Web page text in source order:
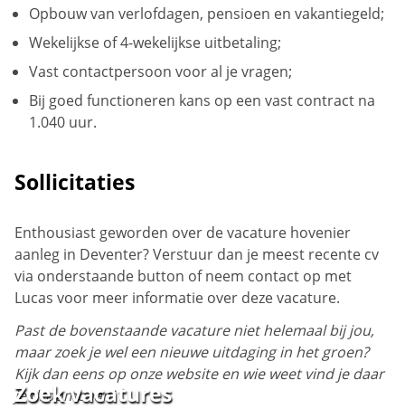
Opbouw van verlofdagen, pensioen en vakantiegeld;
Wekelijkse of 4-wekelijkse uitbetaling;
Vast contactpersoon voor al je vragen;
Bij goed functioneren kans op een vast contract na
1.040 uur.
Sollicitaties
Enthousiast geworden over de vacature hovenier
aanleg in Deventer? Verstuur dan je meest recente cv
via onderstaande button of neem contact op met
Lucas voor meer informatie over deze vacature.
Past de bovenstaande vacature niet helemaal bij jou,
maar zoek je wel een nieuwe uitdaging in het groen?
Kijk dan eens op onze website en wie weet vind je daar
je droombaan!
Zoek vacatures